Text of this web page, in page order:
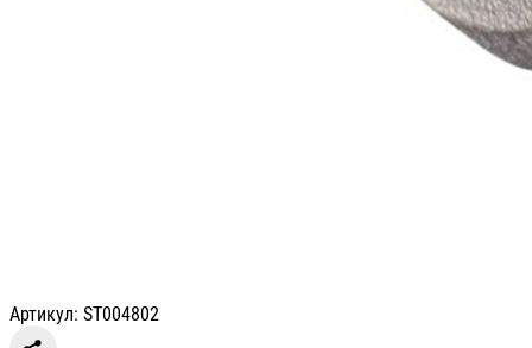
Артикул: ST004802